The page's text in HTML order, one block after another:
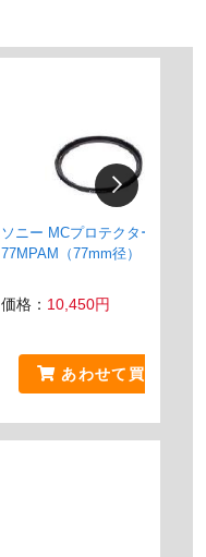
ソニー MCプロテクター VF-
77MPAM（77mm径）
価格： 10,450円
あわせて買う